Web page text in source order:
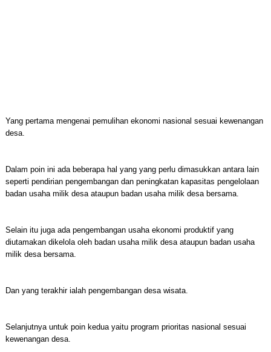
Yang pertama mengenai pemulihan ekonomi nasional sesuai kewenangan
desa.
Dalam poin ini ada beberapa hal yang yang perlu dimasukkan antara lain
seperti pendirian pengembangan dan peningkatan kapasitas pengelolaan
badan usaha milik desa ataupun badan usaha milik desa bersama.
Selain itu juga ada pengembangan usaha ekonomi produktif yang
diutamakan dikelola oleh badan usaha milik desa ataupun badan usaha
milik desa bersama.
Dan yang terakhir ialah pengembangan desa wisata.
Selanjutnya untuk poin kedua yaitu program prioritas nasional sesuai
kewenangan desa.